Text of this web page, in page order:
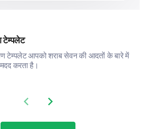
and Tasks
preference for work that involves
or teaching others.
with people?
टेम्पलेट
टेम्पलेट आपको शराब सेवन की आदतों के बारे में
करता है।
Previous slide
Next slide